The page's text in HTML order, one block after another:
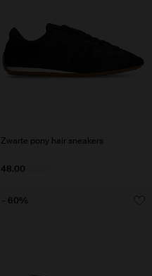
Zwarte pony hair sneakers
48.00
- 60%